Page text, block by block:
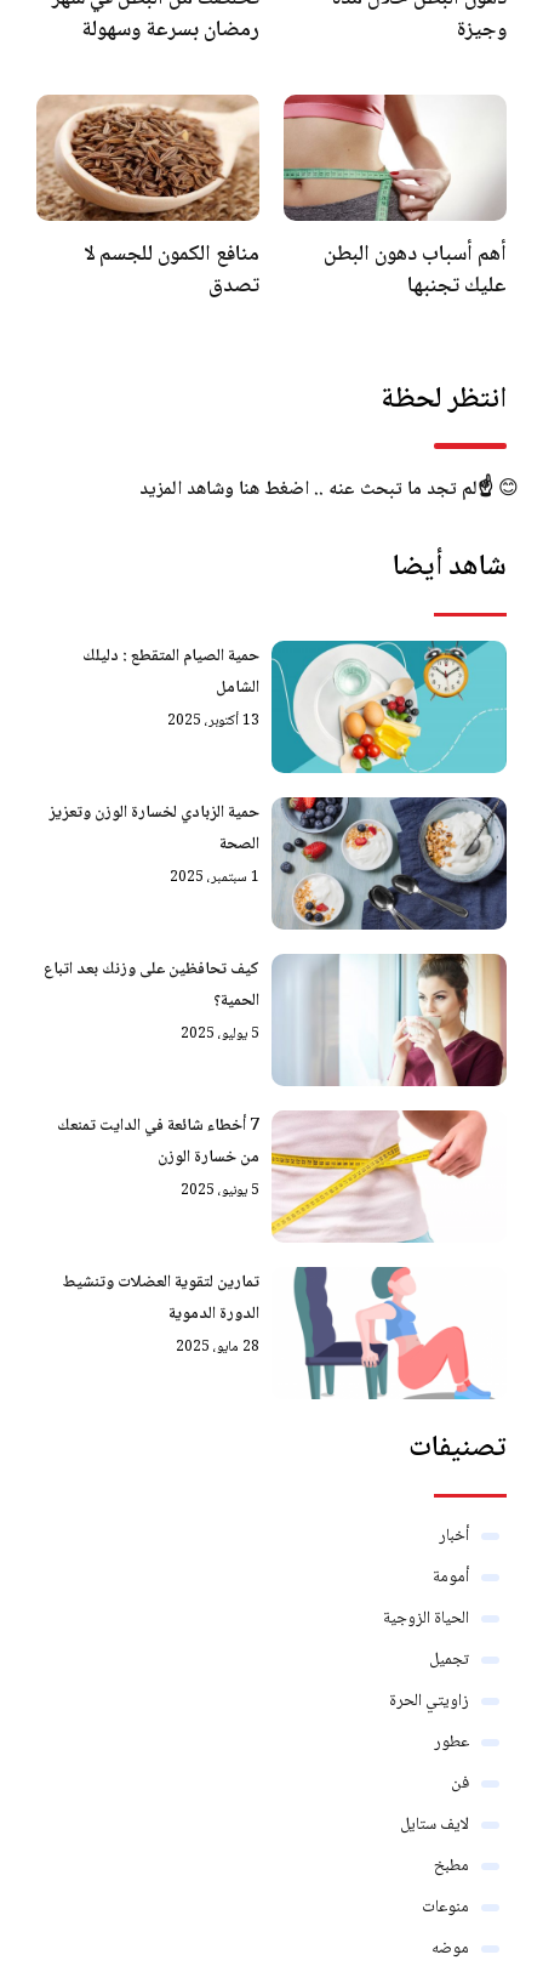
وجيزة
رمضان بسرعة وسهولة
أهم أسباب دهون البطن
عليك تجنبها
منافع الكمون للجسم لا
تصدق
انتظر لحظة
😊☝️لم تجد ما تبحث عنه .. اضغط هنا وشاهد المزيد
شاهد أيضا
حمية الصيام المتقطع : دليلك
الشامل
13 أكتوبر، 2025
حمية الزبادي لخسارة الوزن وتعزيز
الصحة
1 سبتمبر، 2025
كيف تحافظين على وزنك بعد اتباع
الحمية؟
5 يوليو، 2025
7 أخطاء شائعة في الدايت تمنعك
من خسارة الوزن
5 يونيو، 2025
تمارين لتقوية العضلات وتنشيط
الدورة الدموية
28 مايو، 2025
تصنيفات
أخبار
أمومة
الحياة الزوجية
تجميل
زاويتي الحرة
عطور
فن
لايف ستايل
مطبخ
منوعات
موضه